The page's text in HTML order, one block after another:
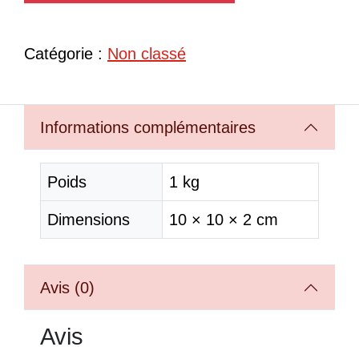
Catégorie : Non classé
Informations complémentaires
Poids 1 kg
Dimensions 10 × 10 × 2 cm
Avis (0)
Avis